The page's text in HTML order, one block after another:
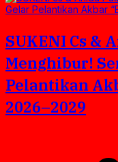
SUKENI Cs &
Menghibur!
Pelantikan
2026–2029